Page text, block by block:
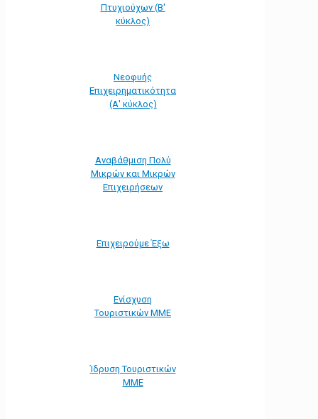
Πτυχιούχων (Β'
κύκλος)
Νεοφυής
Επιχειρηματικότητα
(Α' κύκλος)
Αναβάθμιση Πολύ
Μικρών και Μικρών
Επιχειρήσεων
Επιχειρούμε Έξω
Ενίσχυση
Τουριστικών ΜΜΕ
Ίδρυση Τουριστικών
ΜΜΕ